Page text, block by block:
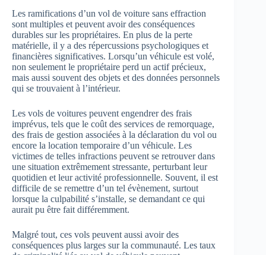
Les ramifications d’un vol de voiture sans effraction
sont multiples et peuvent avoir des conséquences
durables sur les propriétaires. En plus de la perte
matérielle, il y a des répercussions psychologiques et
financières significatives. Lorsqu’un véhicule est volé,
non seulement le propriétaire perd un actif précieux,
mais aussi souvent des objets et des données personnels
qui se trouvaient à l’intérieur.
Les vols de voitures peuvent engendrer des frais
imprévus, tels que le coût des services de remorquage,
des frais de gestion associées à la déclaration du vol ou
encore la location temporaire d’un véhicule. Les
victimes de telles infractions peuvent se retrouver dans
une situation extrêmement stressante, perturbant leur
quotidien et leur activité professionnelle. Souvent, il est
difficile de se remettre d’un tel évènement, surtout
lorsque la culpabilité s’installe, se demandant ce qui
aurait pu être fait différemment.
Malgré tout, ces vols peuvent aussi avoir des
conséquences plus larges sur la communauté. Les taux